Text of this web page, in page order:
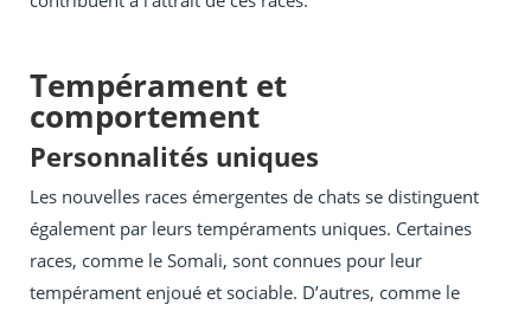
Tempérament et
comportement
Personnalités uniques
Les nouvelles races émergentes de chats se distinguent
également par leurs tempéraments uniques. Certaines
races, comme le Somali, sont connues pour leur
tempérament enjoué et sociable. D’autres, comme le